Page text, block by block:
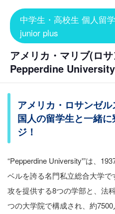
中学生・高校生 個人留
junior plus
アメリカ・マリブ(ロ
Pepperdine University
アメリカ・ロサンゼ
国人の留学生と一緒
ジ！
“Pepperdine University'”は、
ベルを誇る名門私立総合大学
攻を提供する8つの学部と、法
つの大学院で構成され、約